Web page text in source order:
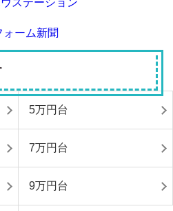
5万円台
7万円台
9万円台